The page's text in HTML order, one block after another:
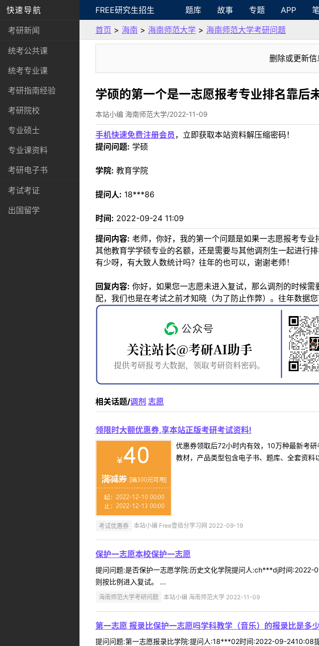
快速导航
考研新闻
统考公共课
统考专业课
考研指南经验
考研院校
专业硕士
专业课资料
考研电子书
考试考证
出国留学
FREE研究生招生 题库 故事 专题 APP
首页 > 海南 > 海南师范大学 > 海南师范大学考研问题
删除或更新
学硕的第一个是一志愿报考专业排名靠后
本站小编 海南师范大学/2022-11-09
手机快速免费注册会员 ，立即获取本站资料解压缩密码！
提问问题: 学硕
学院: 教育学院
提问人: 18***86
时间: 2022-09-24 11:09
提问内容: 老师，你好，我的第一个问题是如果一志愿报考专
其他教育学学硕专业的名额，还是需要与其他调剂生一起进行
有少呀，有大致人数统计吗？往年的也可以，谢谢老师！
回复内容: 你好，如果您一志愿未进入复试，那么调剂的时候
配，我们也是在考试之前才知晓（为了防止作弊）。往年数据
相关话题/调剂 志愿
领限时大额优惠券,享本站正版考研考试资料!
优惠券领取后72小时内有效，10万种最新考
教材，产品类型包含电子书、题库、全套资
考试优惠券 本站小编 Free壹佰分学习网 2022-09-19
保护一志愿本校保护一志愿
提问问题:是否保护一志愿学院:历史文化学院提问人:ch***dj时间:2022-
则按比例进入复试。 ...
海南师范大学考研问题 本站小编 海南师范大学 2022-11-09
第一志愿 报录比保护一志愿吗学科教学（音乐）的报录比是多
提问问题:第一志愿报录比学院:提问人:18***02时间:2022-09-2410:08